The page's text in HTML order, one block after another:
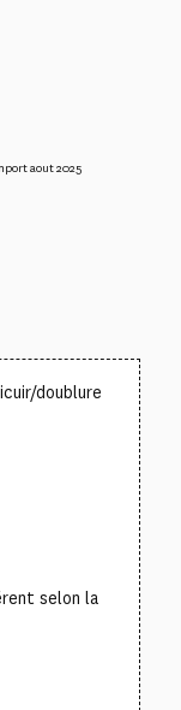
aout 2025
doublure
selon la